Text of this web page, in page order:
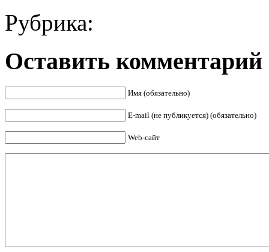
Рубрика:
Оставить комментарий
Имя (обязательно)
E-mail (не публикуется) (обязательно)
Web-сайт